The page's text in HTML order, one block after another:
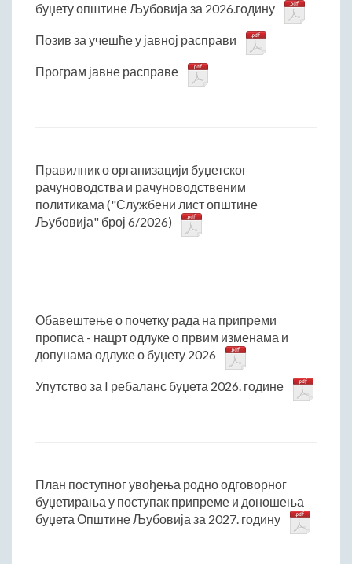
Црква Светог Преображења
Дрина
Општина Љубовија
Установе од јавног значаја
АКТИ
Служба за пољопривреду, водопривреду и заштиту животне
средине
Приватно предузетништво
Бирачки списак
буџету општине Љубовија за 2026.годину
Позив за учешће у јавној расправи
Програм јавне расправе
Правилник о организацији буџетског
рачуноводства и рачуноводственим
политикама ("Службени лист општине
Љубовија" број 6/2026)
Обавештење о почетку рада на припреми
прописа - нацрт одлуке о првим изменама и
допунама одлуке о буџету 2026
Упутство за I ребаланс буџета 2026. године
План поступног увођења родно одговорног
буџетирања у поступак припреме и доношења
буџета Општине Љубовија за 2027. годину